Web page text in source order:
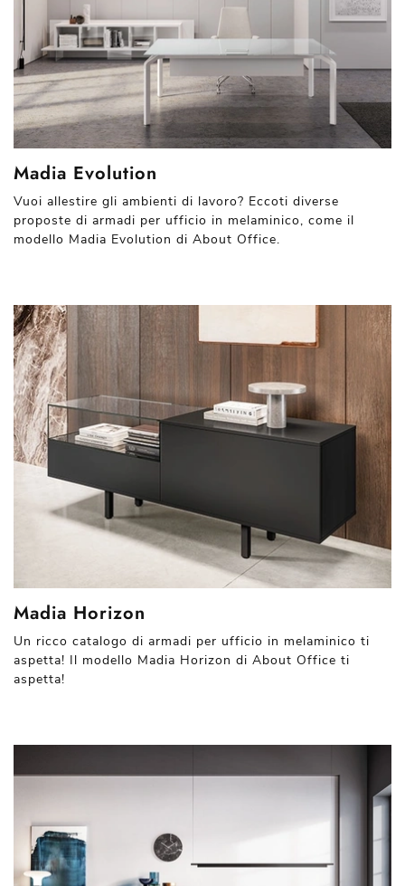
Madia Evolution
Vuoi allestire gli ambienti di lavoro? Eccoti diverse
proposte di armadi per ufficio in melaminico, come il
modello Madia Evolution di About Office.
Madia Horizon
Un ricco catalogo di armadi per ufficio in melaminico ti
aspetta! Il modello Madia Horizon di About Office ti
aspetta!